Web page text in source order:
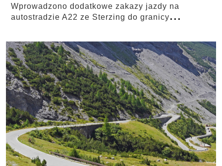
Wprowadzono dodatkowe zakazy jazdy na
autostradzie A22 ze Sterzing do granicy...